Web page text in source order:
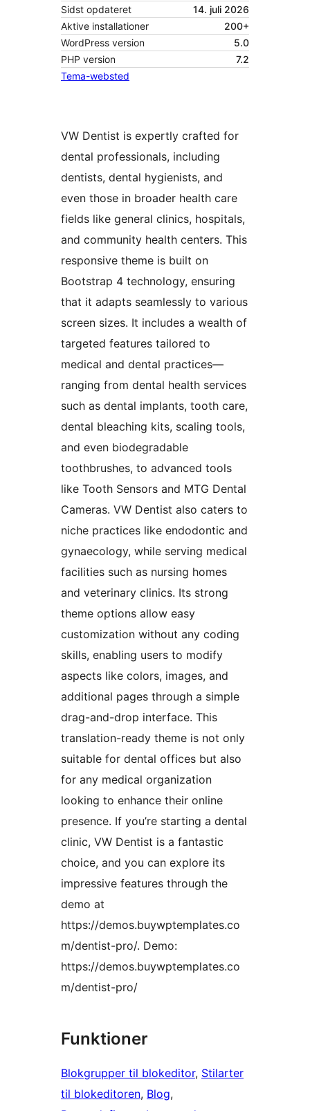
Sidst opdateret
14. juli 2026
Aktive installationer
200+
WordPress version
5.0
PHP version
7.2
Tema-websted
VW Dentist is expertly crafted for
dental professionals, including
dentists, dental hygienists, and
even those in broader health care
fields like general clinics, hospitals,
and community health centers. This
responsive theme is built on
Bootstrap 4 technology, ensuring
that it adapts seamlessly to various
screen sizes. It includes a wealth of
targeted features tailored to
medical and dental practices—
ranging from dental health services
such as dental implants, tooth care,
dental bleaching kits, scaling tools,
and even biodegradable
toothbrushes, to advanced tools
like Tooth Sensors and MTG Dental
Cameras. VW Dentist also caters to
niche practices like endodontic and
gynaecology, while serving medical
facilities such as nursing homes
and veterinary clinics. Its strong
theme options allow easy
customization without any coding
skills, enabling users to modify
aspects like colors, images, and
additional pages through a simple
drag-and-drop interface. This
translation-ready theme is not only
suitable for dental offices but also
for any medical organization
looking to enhance their online
presence. If you’re starting a dental
clinic, VW Dentist is a fantastic
choice, and you can explore its
impressive features through the
demo at
https://demos.buywptemplates.co
m/dentist-pro/. Demo:
https://demos.buywptemplates.co
m/dentist-pro/
Funktioner
Blokgrupper til blokeditor, Stilarter
til blokeditoren, Blog